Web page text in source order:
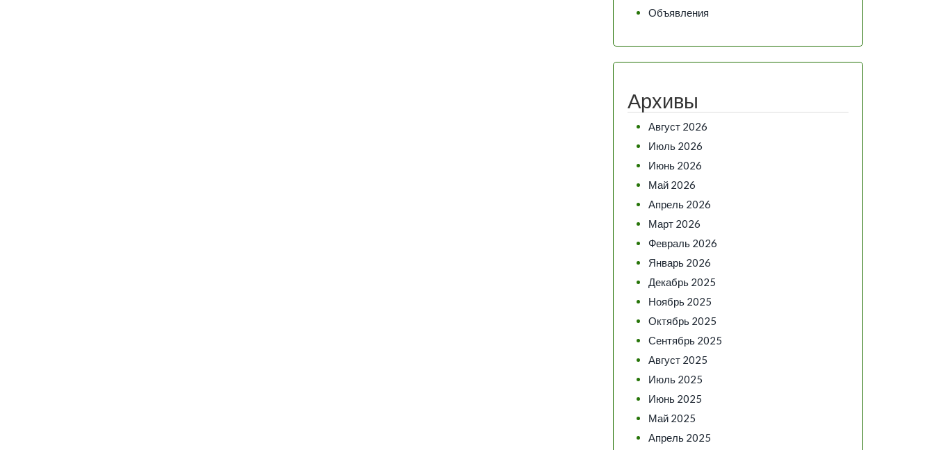
Объявления
Архивы
Август 2026
Июль 2026
Июнь 2026
Май 2026
Апрель 2026
Март 2026
Февраль 2026
Январь 2026
Декабрь 2025
Ноябрь 2025
Октябрь 2025
Сентябрь 2025
Август 2025
Июль 2025
Июнь 2025
Май 2025
Апрель 2025